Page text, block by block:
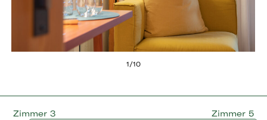
1/10
Zimmer 3 Zimmer 5